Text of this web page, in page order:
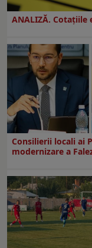
ANALIZĂ. Cotațiile
Consilierii locali ai
modernizare a